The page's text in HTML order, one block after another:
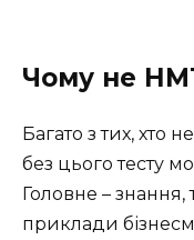
Чому не
Багато з тих, хто
без цього тесту
Головне – знання,
приклади